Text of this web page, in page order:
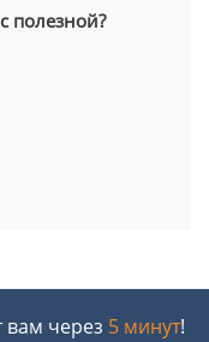
полезной?
вам через 5 минут!